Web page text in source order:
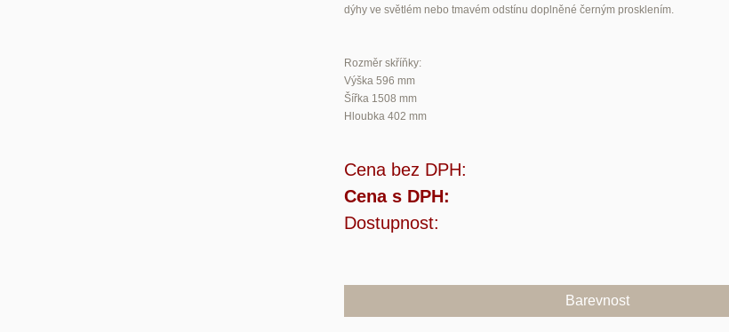
dýhy ve světlém nebo tmavém odstínu doplněné černým prosklením.
Rozměr skříňky:
Výška 596 mm
Šířka 1508 mm
Hloubka 402 mm
Cena bez DPH:
Cena s DPH:
Dostupnost:
Barevnost